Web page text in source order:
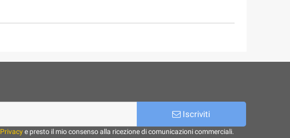
Iscriviti
Privacye presto il mio consenso alla ricezione di comunicazioni commerciali.